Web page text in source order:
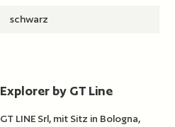
schwarz
Explorer by GT Line
GT LINE Srl, mit Sitz in Bologna,